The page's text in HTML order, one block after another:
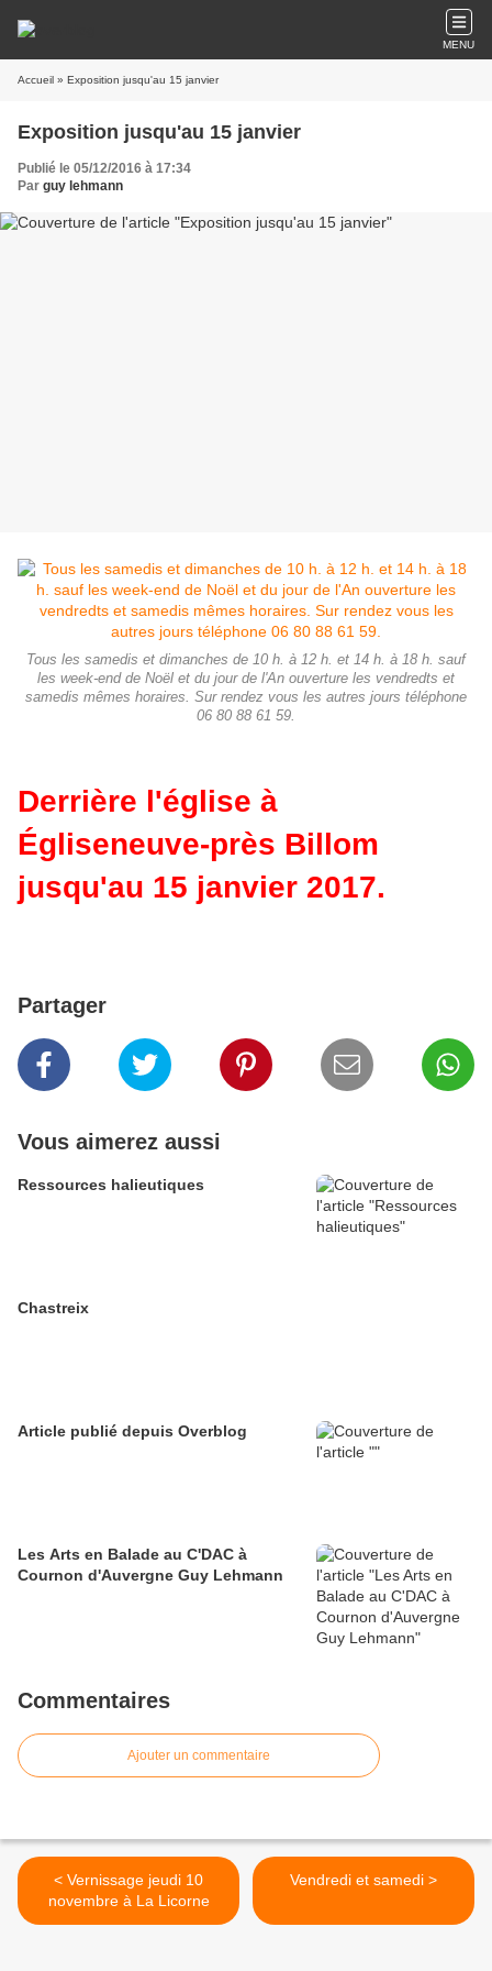
MENU
Accueil » Exposition jusqu'au 15 janvier
Exposition jusqu'au 15 janvier
Publié le 05/12/2016 à 17:34
Par guy lehmann
Tous les samedis et dimanches de 10 h. à 12 h. et 14 h. à 18 h. sauf
les week-end de Noël et du jour de l'An ouverture les vendredts et
samedis mêmes horaires. Sur rendez vous les autres jours téléphone
06 80 88 61 59.
Derrière l'église à
Égliseneuve-près Billom
jusqu'au 15 janvier 2017.
Partager
Vous aimerez aussi
Ressources halieutiques
Chastreix
Article publié depuis Overblog
Les Arts en Balade au C'DAC à
Cournon d'Auvergne Guy Lehmann
Commentaires
Ajouter un commentaire
< Vernissage jeudi 10
novembre à La Licorne
Vendredi et samedi >